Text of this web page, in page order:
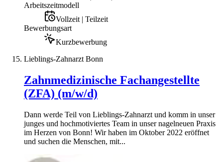
Arbeitszeitmodell
Vollzeit | Teilzeit
Bewerbungsart
Kurzbewerbung
Lieblings-Zahnarzt Bonn
Zahnmedizinische Fachangestellte
(ZFA) (m/w/d)
Dann werde Teil von Lieblings-Zahnarzt und komm in unser
junges und hochmotiviertes Team in unser nagelneuen Praxis
im Herzen von Bonn! Wir haben im Oktober 2022 eröffnet
und suchen die Menschen, mit...